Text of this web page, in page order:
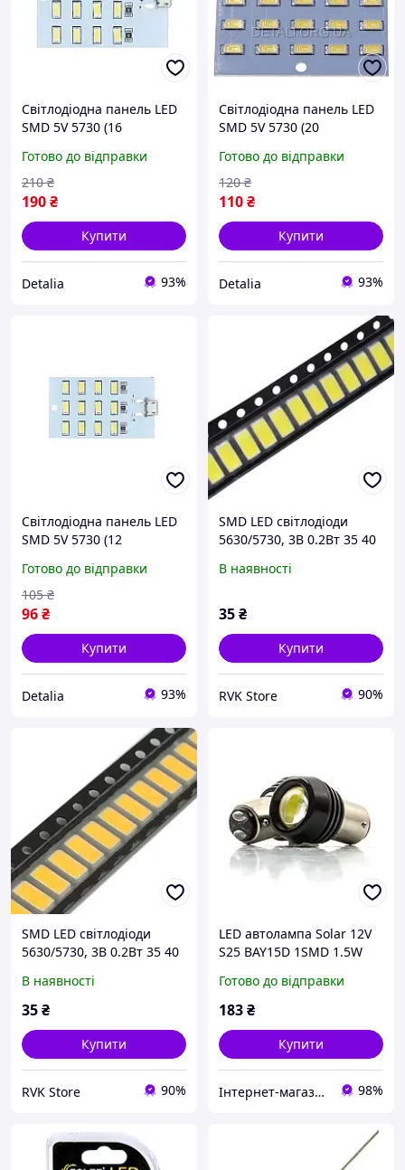
Світлодіодна панель LED
SMD 5V 5730 (16
шт)
Готово до відправки
190₴
210 ₴
Купити
Detalia 93%
Світлодіодна панель LED
SMD 5V 5730 (20
шт)
Готово до відправки
110₴
120 ₴
Купити
Detalia 93%
Світлодіодна панель LED
SMD 5V 5730 (12
шт)
Готово до відправки
96₴
105 ₴
Купити
Detalia 93%
SMD LED світлодіоди
5630/5730, 3В 0.2Вт 35 40
холодний, для підсвітки
В наявності
35₴
Купити
RVK Store 90%
SMD LED світлодіоди
5630/5730, 3В 0.2Вт 35 40
для підсвітки та ремонту
В наявності
35₴
Купити
RVK Store 90%
LED автолампа Solar 12V
S25 BAY15D 1SMD 1.5W
сигнали габарити
світлодіоди KVI_12
Готово до відправки
183₴
Купити
Інтернет-магазин "Запчастини до авто і не тільки" 98%